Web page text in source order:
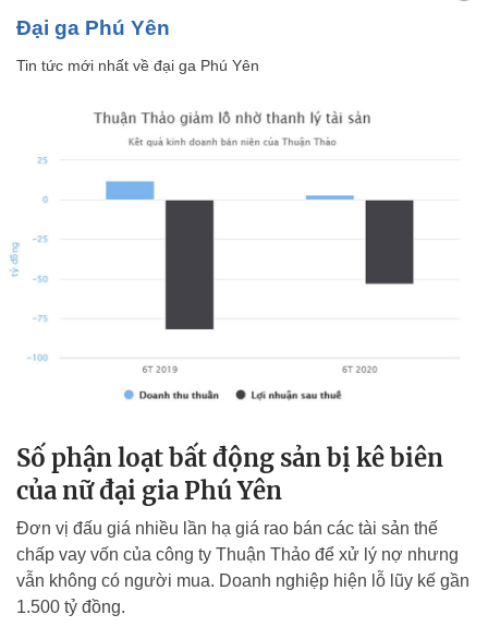
đại ga Phú Yên
Tin tức mới nhất về đại ga Phú Yên
Số phận loạt bất động sản bị kê biên
của nữ đại gia Phú Yên
Đơn vị đấu giá nhiều lần hạ giá rao bán các tài sản thế
chấp vay vốn của công ty Thuận Thảo để xử lý nợ nhưng
vẫn không có người mua. Doanh nghiệp hiện lỗ lũy kế gần
1.500 tỷ đồng.